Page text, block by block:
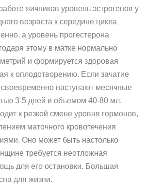
яичников уровень эстрогенов у
возраста к середине цикла
а уровень прогестерона
этому в матке нормально
и формируется здоровая
к оплодотворению. Если зачатие
своевременно наступают месячные
3-5 дней и объемом 40-80 мл.
к резкой смене уровня гормонов,
маточного кровотечения
Оно может быть настолько
требуется неотложная
для его остановки. Большая
для жизни.